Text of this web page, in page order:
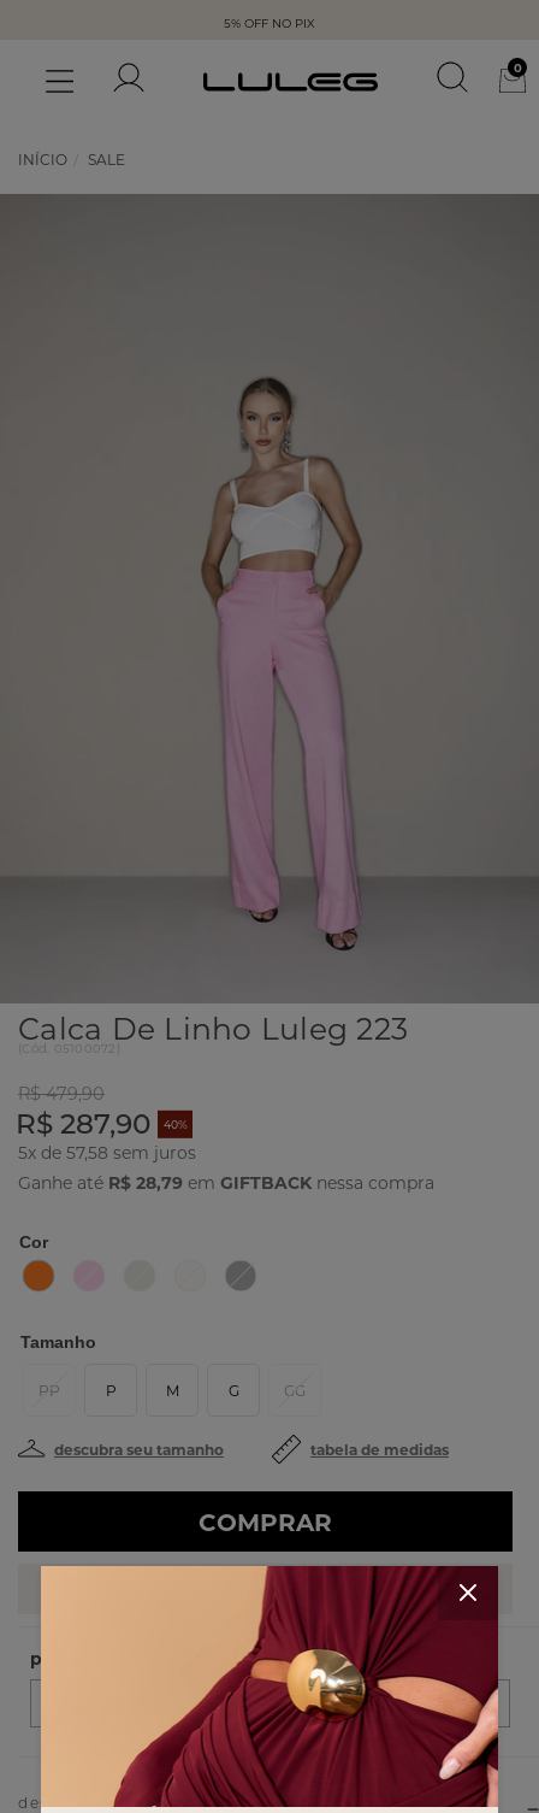
5% OFF NO PIX
0
INÍCIO SALE
Calca De Linho Luleg 223
(Cód. 05100072
R$ 479,90
R$ 287,90 40%
5x de 57,58
Ganhe até R$ 28,79 em GIFTBACK nessa compra
Cor
Tamanho
PP P M G GG
descubra seu tamanho tabela de medidas
COMPRAR
Fale com uma das nossas stylists!
descrição do produto